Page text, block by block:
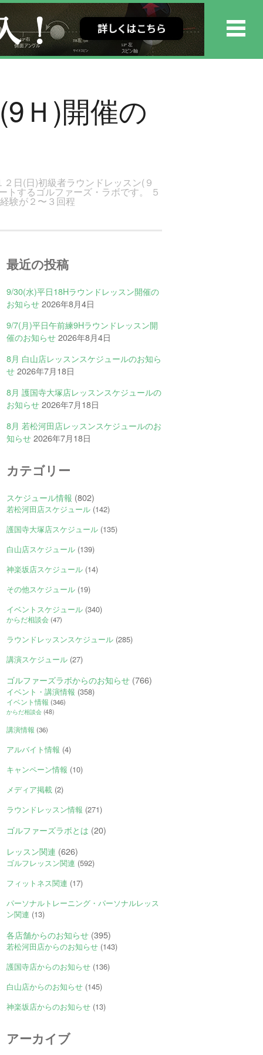
Ｈ)開催の
日(日)初級者ラウンドレッスン(９
するゴルファーズ・ラボです。 ５
験が２〜３回程
最近の投稿
9/30(水)平日18Hラウンドレッスン開催の
お知らせ2026年8月4日
9/7(月)平日午前練9Hラウンドレッスン開
催のお知らせ2026年8月4日
8月 白山店レッスンスケジュールのお知ら
せ2026年7月18日
8月 護国寺大塚店レッスンスケジュールの
お知らせ2026年7月18日
8月 若松河田店レッスンスケジュールのお
知らせ2026年7月18日
カテゴリー
スケジュール情報 (802)
若松河田店スケジュール (142)
護国寺大塚店スケジュール (135)
白山店スケジュール (139)
神楽坂店スケジュール (14)
その他スケジュール (19)
イベントスケジュール (340)
からだ相談会 (47)
ラウンドレッスンスケジュール (285)
講演スケジュール (27)
ゴルファーズラボからのお知らせ (766)
イベント・講演情報 (358)
イベント情報 (346)
からだ相談会 (48)
講演情報 (36)
アルバイト情報 (4)
キャンペーン情報 (10)
メディア掲載 (2)
ラウンドレッスン情報 (271)
ゴルファーズラボとは (20)
レッスン関連 (626)
ゴルフレッスン関連 (592)
フィットネス関連 (17)
パーソナルトレーニング・パーソナルレッス
ン関連 (13)
各店舗からのお知らせ (395)
若松河田店からのお知らせ (143)
護国寺店からのお知らせ (136)
白山店からのお知らせ (145)
神楽坂店からのお知らせ (13)
アーカイブ